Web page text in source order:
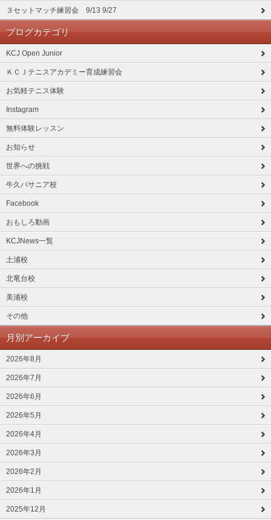
３セットマッチ練習会 9/13 9/27
ブログカテゴリ
KCJ Open Junior
ＫＣＪテニスアカデミー育成練習会
お気軽テニス体験
Instagram
無料体験レッスン
お知らせ
世界への挑戦
牛久パサニア校
Facebook
おもしろ動画
KCJNews一覧
土浦校
北竜台校
美浦校
その他
月別アーカイブ
2026年8月
2026年7月
2026年6月
2026年5月
2026年4月
2026年3月
2026年2月
2026年1月
2025年12月